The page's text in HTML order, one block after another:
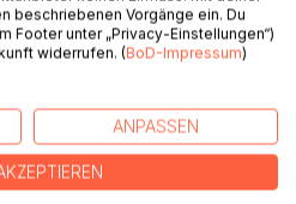
-Theater. Diese Häuser
Theaterstadt und prägten
beschriebenen Vorgänge ein. Du
Footer unter „Privacy-Einstellungen“)
widerrufen. (BoD-Impressum)
ANPASSEN